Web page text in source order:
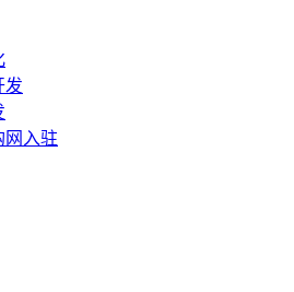
发
网入驻